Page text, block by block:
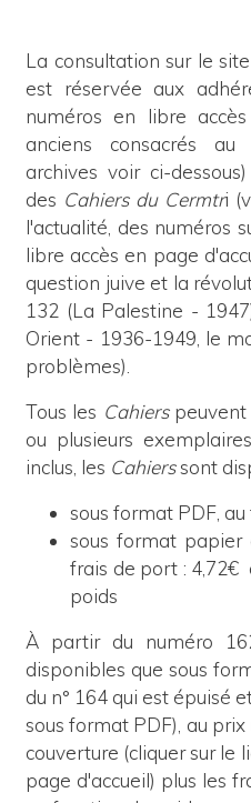
La consultation sur le
est réservée aux
numéros en libre
anciens consacrés
archives voir ci-
des Cahiers du Cermtri
l'actualité, des numéros
libre accès en page
question juive et la
132 (La Palestine -
Orient - 1936-1949, le
problèmes).
Tous les Cahierspeuvent
ou plusieurs
inclus, les Cahierssont
sous format PDF,
sous format
frais de port : 4,72€
poids
À partir du numéro
disponibles que sous
du n° 164 qui est épuisé
sous format PDF), au
couverture (cliquer sur le
page d'accueil) plus les